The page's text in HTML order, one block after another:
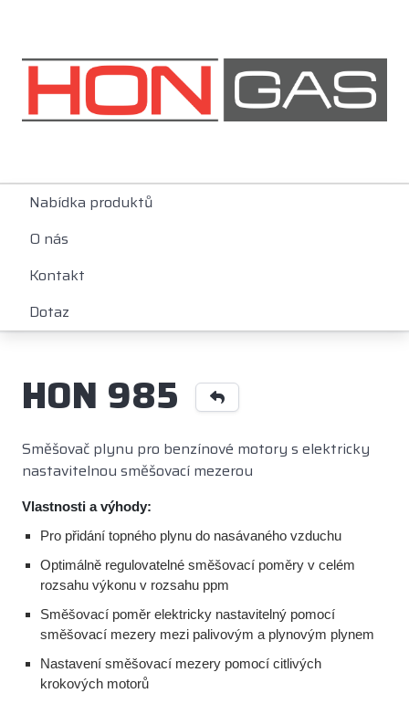
Nabídka produktů
O nás
Kontakt
Dotaz
HON 985
Směšovač plynu pro benzínové motory s elektricky
nastavitelnou směšovací mezerou
Vlastnosti a výhody:
Pro přidání topného plynu do nasávaného vzduchu
Optimálně regulovatelné směšovací poměry v celém
rozsahu výkonu v rozsahu ppm
Směšovací poměr elektricky nastavitelný pomocí
směšovací mezery mezi palivovým a plynovým plynem
Nastavení směšovací mezery pomocí citlivých
krokových motorů